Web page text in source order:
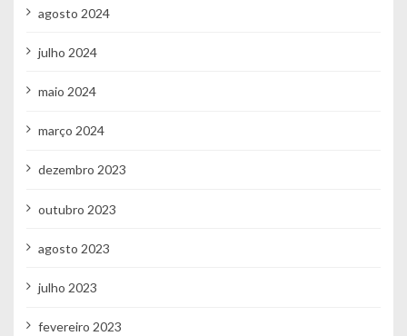
agosto 2024
julho 2024
maio 2024
março 2024
dezembro 2023
outubro 2023
agosto 2023
julho 2023
fevereiro 2023